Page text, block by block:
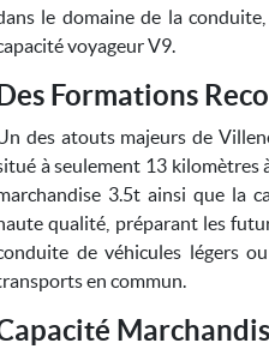
le domaine de la
voyageur V9.
Des Formations
des atouts majeurs de
à seulement 13 kilomètres
3.5t ainsi que la
qualité, préparant les
de véhicules légers
en commun.